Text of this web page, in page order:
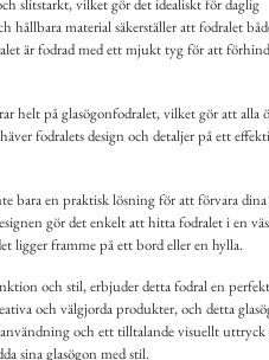
slitstarkt, vilket gör det idealiskt för daglig
material säkerställer att fodralet
är fodrad med ett mjukt tyg för att
helt på glasögonfodralet, vilket gör att alla
fodralets design och detaljer på ett
bara en praktisk lösning för att förvara dina
gör det enkelt att hitta fodralet i en
ligger framme på ett bord eller en hylla.
och stil, erbjuder detta fodral en
och välgjorda produkter, och detta
och ett tilltalande visuellt uttryck
sina glasögon med stil.